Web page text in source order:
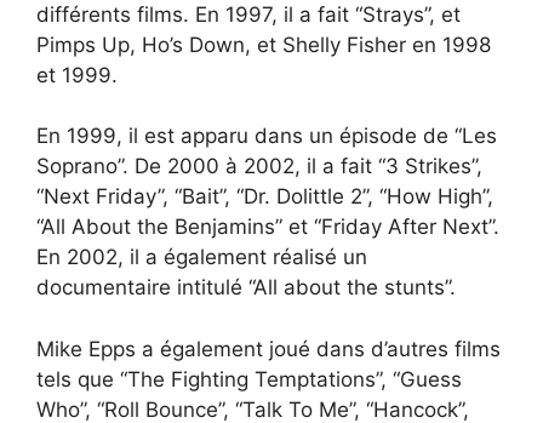
différents films. En 1997, il a fait “Strays”, et
Pimps Up, Ho’s Down, et Shelly Fisher en 1998
et 1999.
En 1999, il est apparu dans un épisode de “Les
Soprano”. De 2000 à 2002, il a fait “3 Strikes”,
“Next Friday”, “Bait”, “Dr. Dolittle 2”, “How High”,
“All About the Benjamins” et “Friday After Next”.
En 2002, il a également réalisé un
documentaire intitulé “All about the stunts”.
Mike Epps a également joué dans d’autres films
tels que “The Fighting Temptations”, “Guess
Who”, “Roll Bounce”, “Talk To Me”, “Hancock”,